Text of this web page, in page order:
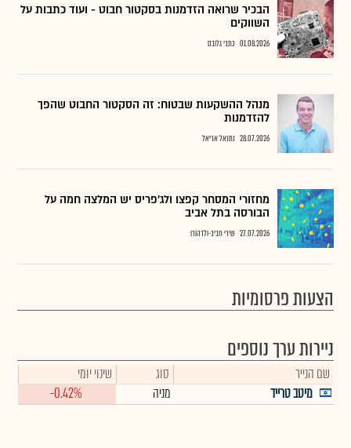
הבכיר שרואה הזדמנות בסקטור חבוט - ועוד כתבות על
השווקים
01.08.2026 כתבי גלובס
מנהל ההשקעות שבטוח: זה הסקטור החבוט שהפך
להזדמנות
28.07.2026 נתנאל אריאל
מחזורי המסחר קפצו ולג'פריס יש המלצה חמה על
הבורסה בתל אביב
27.07.2026 שירי חביב-ולדהורן
הצעות פרסומיות
ניירות ערך נוספים
שם הנייר סוג
שינוי יומי
מיטב טרייד
מניה -0.42%